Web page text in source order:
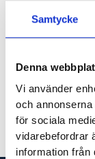
Samtycke
Denna
Vi använder
och
för sociala
vidarebefordrar
information från
Linn